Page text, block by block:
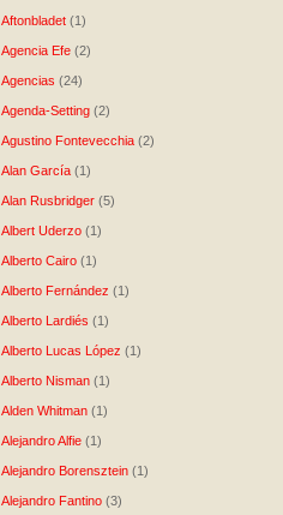
Aftonbladet (1)
Agencia Efe (2)
Agencias (24)
Agenda-Setting (2)
Agustino Fontevecchia (2)
Alan García (1)
Alan Rusbridger (5)
Albert Uderzo (1)
Alberto Cairo (1)
Alberto Fernández (1)
Alberto Lardiés (1)
Alberto Lucas López (1)
Alberto Nisman (1)
Alden Whitman (1)
Alejandro Alfie (1)
Alejandro Borensztein (1)
Alejandro Fantino (3)